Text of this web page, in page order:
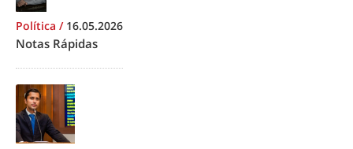
Política / 16.05.2026
Notas Rápidas